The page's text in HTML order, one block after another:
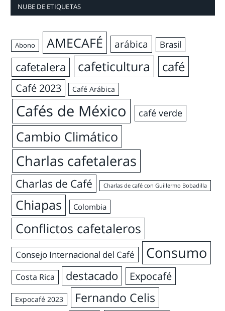
NUBE DE ETIQUETAS
Abono AMECAFÉ arábica Brasil
cafetalera cafeticultura café
Café 2023 Café Arábica
Cafés de México café verde
Cambio Climático
Charlas cafetaleras
Charlas de Café Charlas de café con Guillermo Bobadilla
Chiapas Colombia
Conflictos cafetaleros
Consejo Internacional del Café Consumo
Costa Rica destacado Expocafé
Expocafé 2023 Fernando Celis